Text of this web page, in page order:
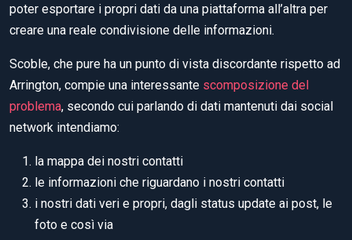
poter esportare i propri dati da una piattaforma all’altra per
creare una reale condivisione delle informazioni.
Scoble, che pure ha un punto di vista discordante rispetto ad
Arrington, compie una interessante scomposizione del
problema, secondo cui parlando di dati mantenuti dai social
network intendiamo:
la mappa dei nostri contatti
le informazioni che riguardano i nostri contatti
i nostri dati veri e propri, dagli status update ai post, le
foto e così via